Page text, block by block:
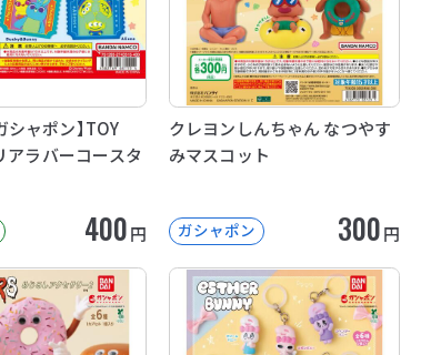
シャポン】TOY
アラバーコースタ
400円
クレヨンしんちゃん なつやす
みマスコット
ガシャポン 300円